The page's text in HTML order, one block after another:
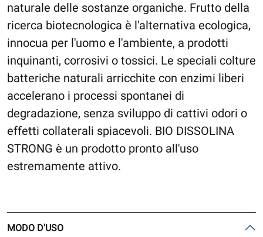
naturale delle sostanze organiche. Frutto della
ricerca biotecnologica è l'alternativa ecologica,
innocua per l'uomo e l'ambiente, a prodotti
inquinanti, corrosivi o tossici. Le speciali colture
batteriche naturali arricchite con enzimi liberi
accelerano i processi spontanei di
degradazione, senza sviluppo di cattivi odori o
effetti collaterali spiacevoli. BIO DISSOLINA
STRONG è un prodotto pronto all'uso
estremamente attivo.
MODO D'USO